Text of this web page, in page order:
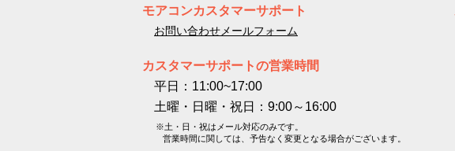
モアコンカスタマーサポート
お問い合わせメールフォーム
カスタマーサポートの営業時間
平日：11:00~17:00
土曜・日曜・祝日：9:00～16:00
※土・日・祝はメール対応のみです。
営業時間に関しては、予告なく変更となる場合がございます。